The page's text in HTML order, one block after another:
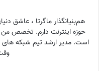
حوزه اینترنت دارم. تخصص من
است. مدیر ارشد تیم شبکه